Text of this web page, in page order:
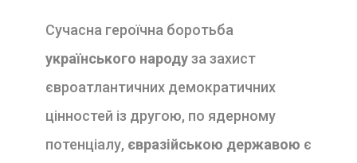
Сучасна героїчна боротьба
українського народуза захист
євроатлантичних демократичних
цінностей із другою, по ядерному
потенціалу, євразійською державою є